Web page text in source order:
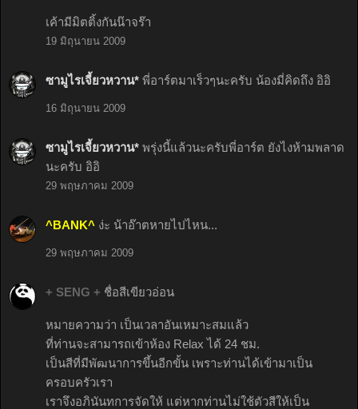
เค้ามีมิตติ้งกันน๊าจร๊า
19 มิถุนายน 2009
ซามูไรเจี้ยวหวาน* พี่อาร์ตมาเร็วๆนะครับ น้องมี่คิดถึง อิอิ
16 มิถุนายน 2009
ซามูไรเจี้ยวหวาน* พรุ่งนี้แล้วนะครับพี่อาร์ต ยังไงห้ามพลาด
นะครับ อิอิ
29 พฤษภาคม 2009
^BANK^ ง่ะ น้าอ๊าตหายไปไหน...
29 พฤษภาคม 2009
+ SENG + ชื่อสีเขียวอ่อน
หมายความว่า เป็นเวลาอันเหมาะสมแล้ว
ที่ท่านจะสามารถเข้าห้อง Relax ได้ 24 ชม.
เป็นสีที่มีพัฒนาการขึ้นอีกขั้น เพราะท่านได้เข้ามาเป็น
ครอบครัวเรา
เราจึงอภินันทการจัดให้ แต่หากท่านไม่ใช้ตัวสีให้เป็น